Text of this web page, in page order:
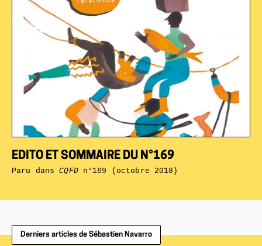
EDITO ET SOMMAIRE DU N°169
Paru dansCQFDn°169 (octobre 2018)
Derniers articles de Sébastien Navarro